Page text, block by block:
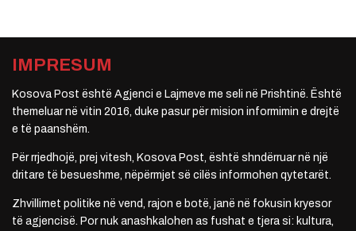
IMPRESUM
Kosova Post është Agjenci e Lajmeve me seli në Prishtinë. Është
themeluar në vitin 2016, duke pasur për mision informimin e drejtë
e të paanshëm.
Për rrjedhojë, prej vitesh, Kosova Post, është shndërruar në një
dritare të besueshme, nëpërmjet së cilës informohen qytetarët.
Zhvillimet politike në vend, rajon e botë, janë në fokusin kryesor
të agjencisë. Por nuk anashkalohen as fushat e tjera si: kultura,